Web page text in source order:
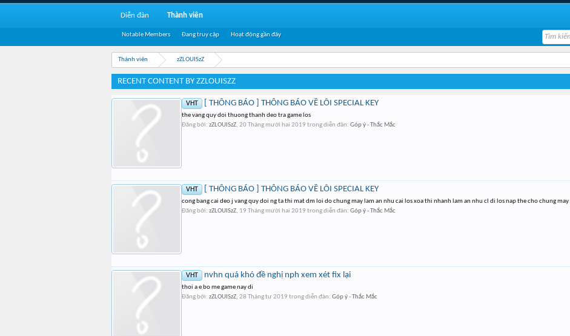
Thành viên zZLOUISzZ
RECENT CONTENT BY ZZLOUISZZ
VHT [ THÔNG BÁO ] THÔNG BÁO VỀ LỖI SPECIAL KEY
the vang quy doi thuong thanh deo tra game los
Đăng bởi: zZLOUISzZ, 20 Tháng mười hai 2019 trong diễn đàn: Góp ý - Thắc Mắc
VHT [ THÔNG BÁO ] THÔNG BÁO VỀ LỖI SPECIAL KEY
cong bang cai deo j vang quy doi ng ta thi mat dm loi do chung may lam an nhu cai los xoa thi nhanh lam an nhu cl di los nap the cho chung may
Đăng bởi: zZLOUISzZ, 19 Tháng mười hai 2019 trong diễn đàn: Góp ý - Thắc Mắc
VHT nvhn quá khó đề nghị nph xem xét fix lại
thoi a e bo me game nay di
Đăng bởi: zZLOUISzZ, 28 Tháng tư 2019 trong diễn đàn: Góp ý - Thắc Mắc
Diễn đàn Thành viên
Notable Members Đang truy cập Hoạt động gần đây